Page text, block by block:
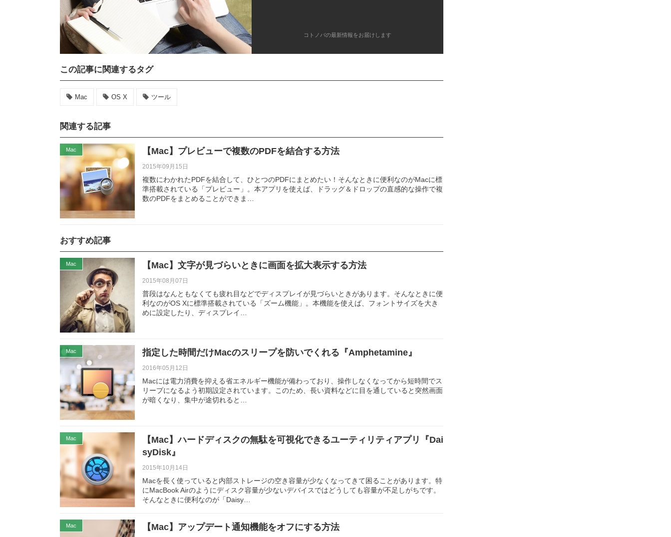
コトノバの最新情報をお届けします
この記事に関連するタグ
Mac OS X ツール
関連する記事
Mac 【Mac】プレビューで複数のPDFを結合する方法
2015年09月15日
複数にわかれたPDFを結合して、ひとつのPDFにまとめたい！そんなときに便利なのがMacに標
準搭載されている「プレビュー」。本アプリを使えば、ドラッグ＆ドロップの直感的な操作で複
数のPDFをまとめることができま…
おすすめ記事
Mac 【Mac】文字が見づらいときに画面を拡大表示する方法
2015年08月07日
普段はなんともなくても疲れ目などでディスプレイが見づらいときがあります。そんなときに便
利なのがOS Xに標準搭載されている「ズーム機能」。本機能を使えば、フォントサイズを大き
めに設定したり、ディスプレイ…
Mac 指定した時間だけMacのスリープを防いでくれる『Amphetamine』
2016年05月12日
Macには電力消費を抑える省エネルギー機能が備わっており、操作しなくなってから短時間でス
リープになるよう初期設定されています。このため、長い資料などに目を通していると突然画面
が暗くなり、集中が途切れると…
Mac
【Mac】ハードディスクの無駄を可視化できるユーティリティアプリ『Dai
syDisk』
2015年10月14日
Macを長く使っていると内部ストレージの空き容量が少なくなってきて困ることがあります。特
にMacBook Airのようにディスク容量が少ないデバイスではどうしても容量が不足しがちです。
そんなときに便利なのが「Daisy…
Mac 【Mac】アップデート通知機能をオフにする方法